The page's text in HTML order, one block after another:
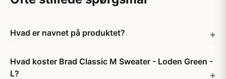
Hvad er navnet på produktet?
Hvad koster Brad Classic M Sweater - Loden Green -
L?